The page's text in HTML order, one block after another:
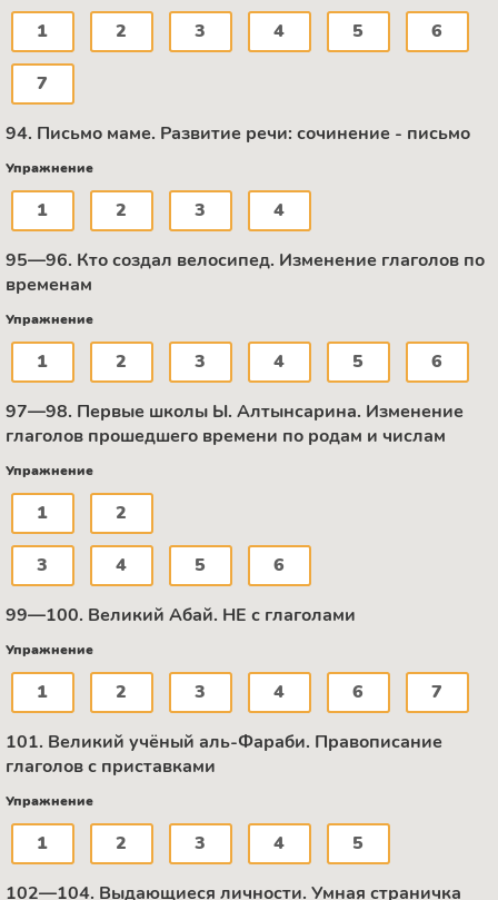
1 2 3 4 5 6
7
94. Письмо маме. Развитие речи: сочинение - письмо
Упражнение
1 2 3 4
95—96. Кто создал велосипед. Изменение глаголов по
временам
Упражнение
1 2 3 4 5 6
97—98. Первые школы Ы. Алтынсарина. Изменение
глаголов прошедшего времени по родам и числам
Упражнение
1 2
3 4 5 6
99—100. Великий Абай. НЕ с глаголами
Упражнение
1 2 3 4 6 7
101. Великий учёный аль-Фараби. Правописание
глаголов с приставками
Упражнение
1 2 3 4 5
102—104. Выдающиеся личности. Умная страничка